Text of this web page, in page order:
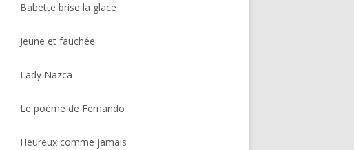
c
e
Babette brise la glace
Jeune et fauchée
Lady Nazca
Le poème de Fernando
Heureux comme jamais